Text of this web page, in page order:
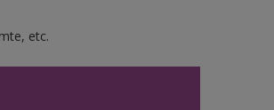
etc.